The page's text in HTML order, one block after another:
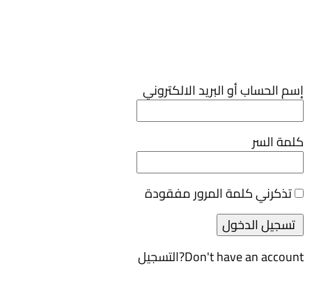
إسم الحساب أو البريد الالكتروني
كلمة السر
تذكرنيكلمة المرور مفقودة
Don't have an account? التسجيل